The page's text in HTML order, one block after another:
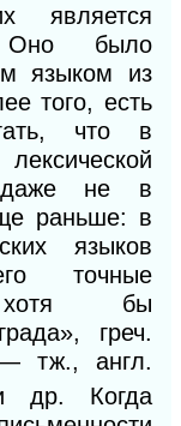
является
Оно было
языком из
того, есть
что в
даже не в
раньше: в
языков
точные
хотя бы
греч.
тж., англ.
др. Когда